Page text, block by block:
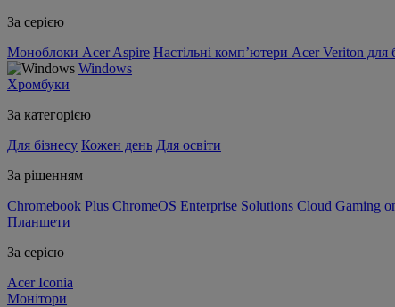
За серією
Моноблоки Acer Aspire Настільні комп’ютери Acer Veriton для
Windows
Хромбуки
За категорією
Для бізнесу Кожен день Для освіти
За рішенням
Chromebook Plus ChromeOS Enterprise Solutions Cloud Gaming
Планшети
За серією
Acer Iconia
Монітори